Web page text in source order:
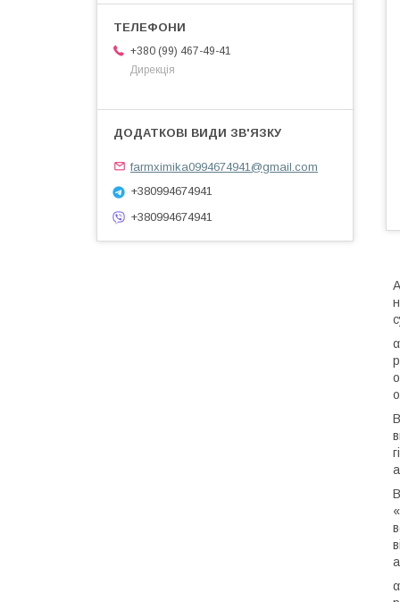
+380 (99) 467-49-41
Дирекція
farmximika0994674941@gmail.com
+380994674941
+380994674941